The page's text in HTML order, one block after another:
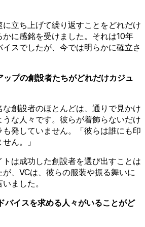
立ち上げて繰り返すことをどれだけ
に感銘を受けました。それは10年
スでしたが、今では明らかに確立さ
ップの創設者たちがどれだけカジュ
創設者のほとんどは、通りで見かけ
な人々です。彼らが着飾らないだけ
発していません。「彼らは誰にも印
ん。」
は成功した創設者を選び出すことは
、VCは、彼らの服装や振る舞いに
ました。
バイスを求める人々がいることがど